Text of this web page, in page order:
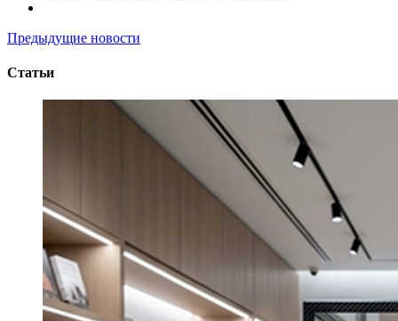
Предыдущие новости
Статьи